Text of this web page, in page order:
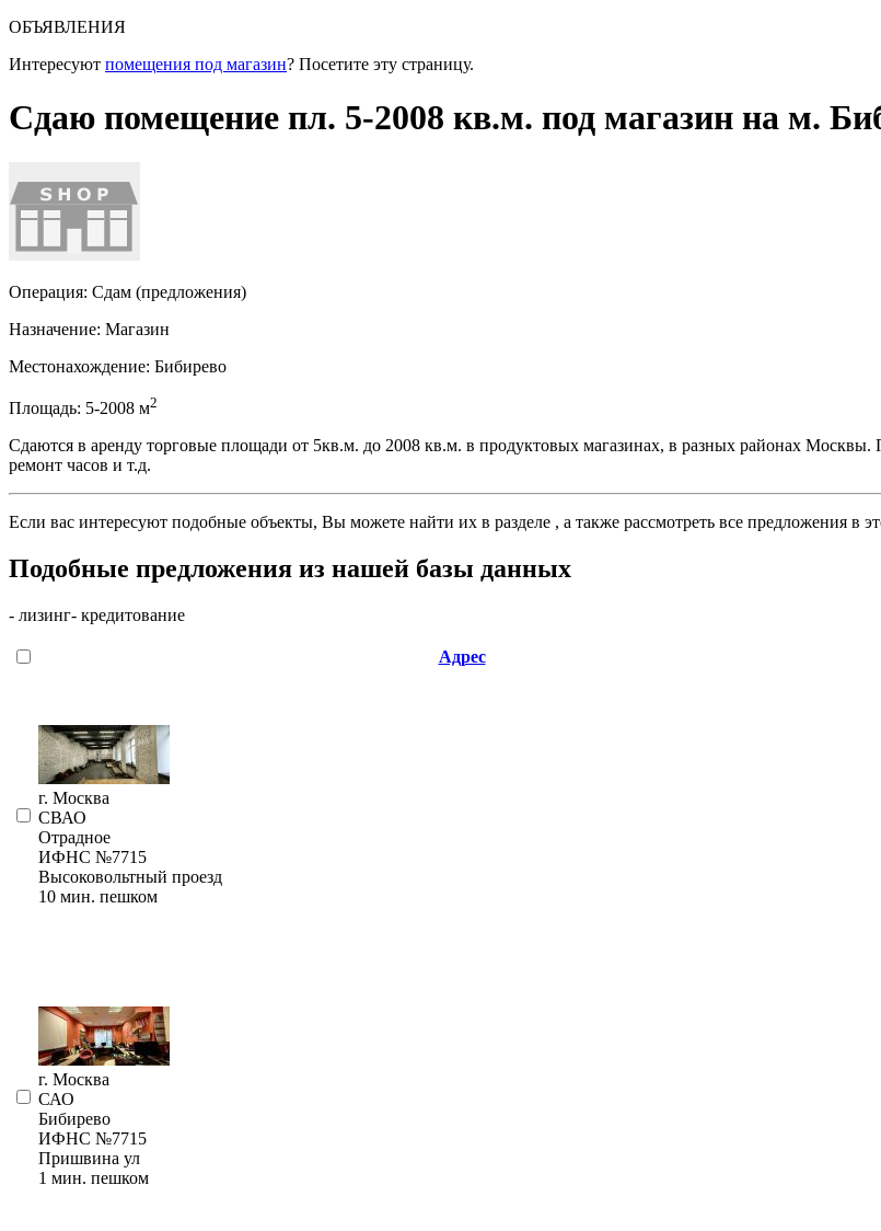
ОБЪЯВЛЕНИЯ
Интересуют помещения под магазин? Посетите эту страницу.
Сдаю помещение пл. 5-2008 кв.м. под магазин на м.
Операция: Сдам (предложения)
Назначение: Магазин
Местонахождение: Бибирево
Площадь: 5-2008 м2
Сдаются в аренду торговые площади от 5кв.м. до 2008 кв.м. в продуктовых магазинах, в разных районах
ремонт часов и т.д.
Если вас интересуют подобные объекты, Вы можете найти их в разделе , а также рассмотреть все предложения в
Подобные предложения из нашей базы данных
- лизинг- кредитование
Адрес
г. Москва
СВАО
Отрадное
ИФНС №7715
Высоковольтный проезд
10 мин. пешком
г. Москва
САО
Бибирево
ИФНС №7715
Пришвина ул
1 мин. пешком